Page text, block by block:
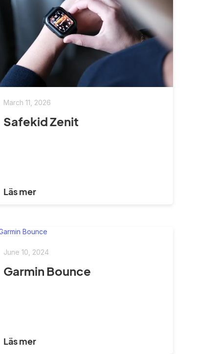
March 11, 2026
Safekid Zenit
Läs mer
June 10, 2024
Garmin Bounce
Läs mer